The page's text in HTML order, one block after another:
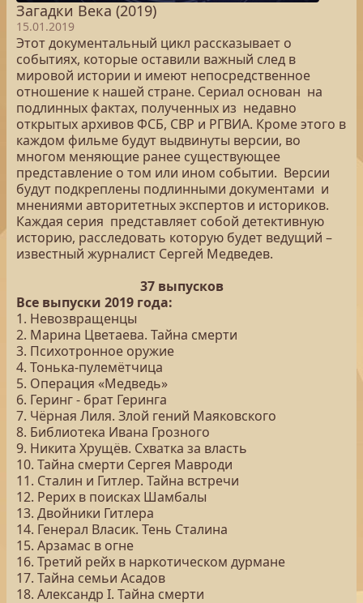
Загадки Века (2019)
15.01.2019
Этот документальный цикл рассказывает о
событиях, которые оставили важный след в
мировой истории и имеют непосредственное
отношение к нашей стране. Сериал основан на
подлинных фактах, полученных из недавно
открытых архивов ФСБ, СВР и РГВИА. Кроме этого в
каждом фильме будут выдвинуты версии, во
многом меняющие ранее существующее
представление о том или ином событии. Версии
будут подкреплены подлинными документами и
мнениями авторитетных экспертов и историков.
Каждая серия представляет собой детективную
историю, расследовать которую будет ведущий –
известный журналист Сергей Медведев.
37 выпусков
Все выпуски 2019 года:
1. Невозвращенцы
2. Марина Цветаева. Тайна смерти
3. Психотронное оружие
4. Тонька-пулемётчица
5. Операция «Медведь»
6. Геринг - брат Геринга
7. Чёрная Лиля. Злой гений Маяковского
8. Библиотека Ивана Грозного
9. Никита Хрущёв. Схватка за власть
10. Тайна смерти Сергея Мавроди
11. Сталин и Гитлер. Тайна встречи
12. Рерих в поисках Шамбалы
13. Двойники Гитлера
14. Генерал Власик. Тень Сталина
15. Арзамас в огне
16. Третий рейх в наркотическом дурмане
17. Тайна семьи Асадов
18. Александр I. Тайна смерти